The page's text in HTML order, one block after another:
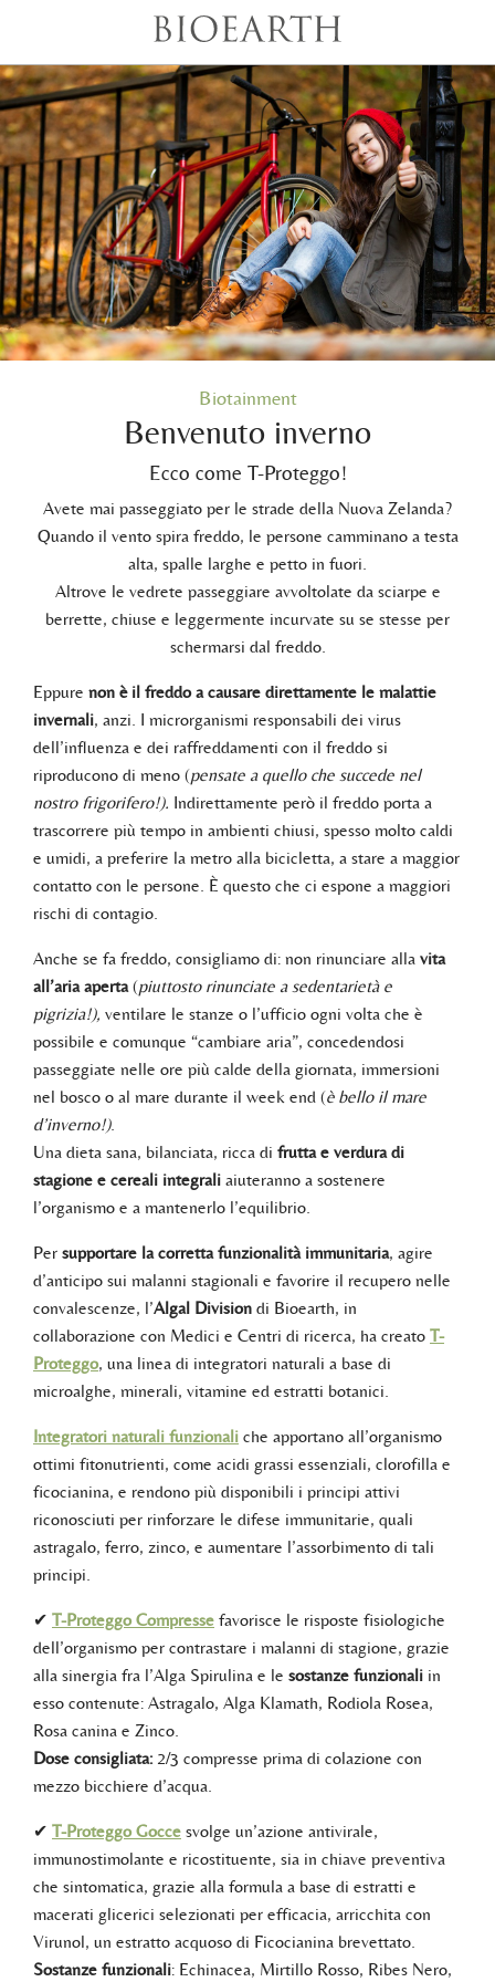
Biotainment
Benvenuto inverno
Ecco come T-Proteggo!
Avete mai passeggiato per le strade della Nuova Zelanda?
Quando il vento spira freddo, le persone camminano a testa
alta, spalle larghe e petto in fuori.
Altrove le vedrete passeggiare avvoltolate da sciarpe e
berrette, chiuse e leggermente incurvate su se stesse per
schermarsi dal freddo.
Eppure non è il freddo a causare direttamente le malattie
invernali, anzi. I microrganismi responsabili dei virus
dell’influenza e dei raffreddamenti con il freddo si
riproducono di meno (pensate a quello che succede nel
nostro frigorifero!). Indirettamente però il freddo porta a
trascorrere più tempo in ambienti chiusi, spesso molto caldi
e umidi, a preferire la metro alla bicicletta, a stare a maggior
contatto con le persone. È questo che ci espone a maggiori
rischi di contagio.
Anche se fa freddo, consigliamo di: non rinunciare alla vita
all’aria aperta (piuttosto rinunciate a sedentarietà e
pigrizia!), ventilare le stanze o l’ufficio ogni volta che è
possibile e comunque “cambiare aria”, concedendosi
passeggiate nelle ore più calde della giornata, immersioni
nel bosco o al mare durante il week end (è bello il mare
d’inverno!).
Una dieta sana, bilanciata, ricca di frutta e verdura di
stagione e cereali integrali aiuteranno a sostenere
l’organismo e a mantenerlo l’equilibrio.
Per supportare la corretta funzionalità immunitaria, agire
d’anticipo sui malanni stagionali e favorire il recupero nelle
convalescenze, l’Algal Division di Bioearth, in
collaborazione con Medici e Centri di ricerca, ha creato T-
Proteggo, una linea di integratori naturali a base di
microalghe, minerali, vitamine ed estratti botanici.
Integratori naturali funzionali che apportano all’organismo
ottimi fitonutrienti, come acidi grassi essenziali, clorofilla e
ficocianina, e rendono più disponibili i principi attivi
riconosciuti per rinforzare le difese immunitarie, quali
astragalo, ferro, zinco, e aumentare l’assorbimento di tali
principi.
✔ T-Proteggo Compresse favorisce le risposte fisiologiche
dell’organismo per contrastare i malanni di stagione, grazie
alla sinergia fra l’Alga Spirulina e le sostanze funzionali in
esso contenute: Astragalo, Alga Klamath, Rodiola Rosea,
Rosa canina e Zinco.
Dose consigliata:2/3 compresse prima di colazione con
mezzo bicchiere d’acqua.
✔ T-Proteggo Gocce svolge un’azione antivirale,
immunostimolante e ricostituente, sia in chiave preventiva
che sintomatica, grazie alla formula a base di estratti e
macerati glicerici selezionati per efficacia, arricchita con
Virunol, un estratto acquoso di Ficocianina brevettato.
Sostanze funzionali: Echinacea, Mirtillo Rosso, Ribes Nero,